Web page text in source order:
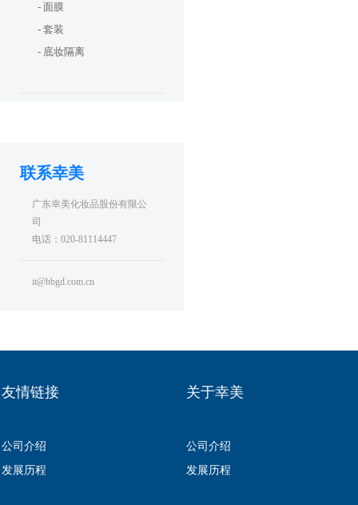
- 面膜
- 套装
- 底妆隔离
联系幸美
广东幸美化妆品股份有限公
司
电话：020-81114447
it@hbgd.com.cn
友情链接 关于幸美
公司介绍
发展历程
公司介绍
发展历程